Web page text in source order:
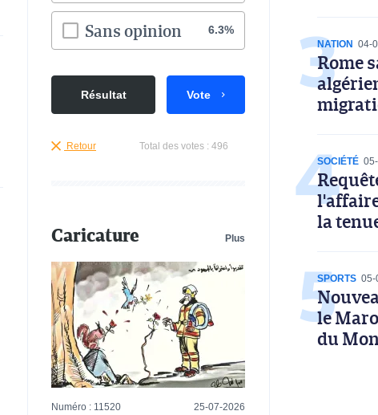
Sans opinion 6.3%
Résultat Vote
Retour Total des votes : 496
Caricature Plus
Numéro : 11520 25-07-2026
NATION 04-
Rome
SOCIÉTÉ
la
SPORTS 05-
le
du